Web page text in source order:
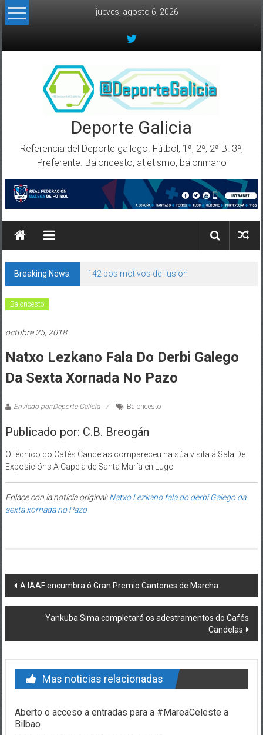
Skip to content
jueves, agosto 6, 2026
Deporte Galicia
Referencia del Deporte gallego. Fútbol, 1ª, 2ª, 2ª B. 3ª,
Preferente. Baloncesto, atletismo, balonmano
Breaking News: 142 bos motivos de ilusión
Baloncesto
octubre 25, 2018
Natxo Lezkano Fala Do Derbi Galego
Da Sexta Xornada No Pazo
Enviado por:Deporte Galicia Baloncesto
Publicado por: C.B. Breogán
O técnico do Cafés Candelas compareceu na súa visita á Sala De
Exposicións A Capela de Santa María en Lugo
Enlace con la noticia original:Natxo Lezkano fala do derbi Galego da
sexta xornada no Pazo
Post navigation
A IAAF encumbra ó Gran Premio Cantones de Marcha
Yankuba Sima completará os adestramentos do Cafés
Candelas
Mas noticias relacionadas
Aberto o acceso a entradas para a #MareaCeleste a
Bilbao